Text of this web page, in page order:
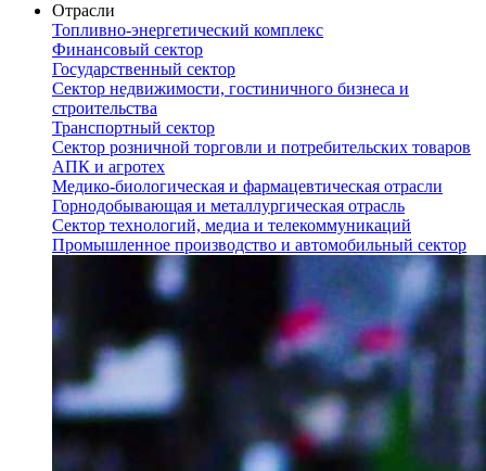
Отрасли
Топливно-энергетический комплекс
Финансовый сектор
Государственный сектор
Сектор недвижимости, гостиничного бизнеса и
строительства
Транспортный сектор
Сектор розничной торговли и потребительских товаров
АПК и агротех
Медико-биологическая и фармацевтическая отрасли
Горнодобывающая и металлургическая отрасль
Сектор технологий, медиа и телекоммуникаций
Промышленное производство и автомобильный сектор